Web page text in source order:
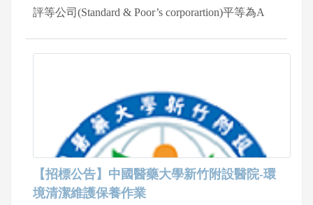
評等公司(Standard & Poor’s corporartion)平等為A
設醫院總務室 三、領件時間：110年11月18日~111
地點：中國醫藥大學新竹附設醫院地下一樓 總務
【招標公告】中國醫藥大學新竹附設醫院-環
境清潔維護保養作業